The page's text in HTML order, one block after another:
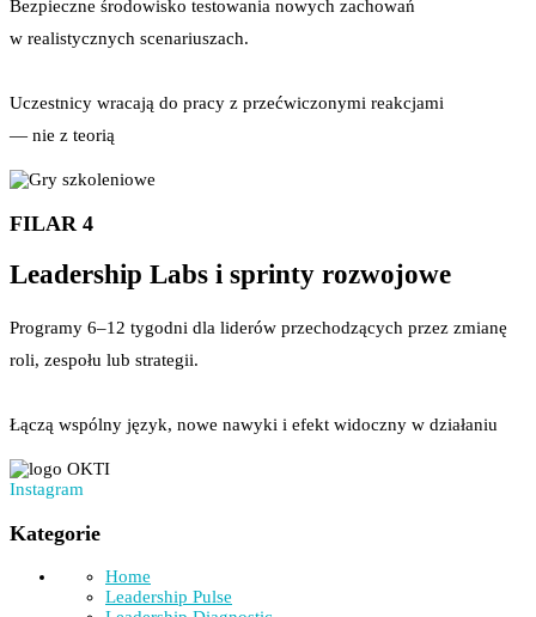
Bezpieczne środowisko testowania nowych zachowań
w realistycznych scenariuszach.
Uczestnicy wracają do pracy z przećwiczonymi reakcjami
— nie z teorią
FILAR 4
Leadership Labs i sprinty rozwojowe
Programy 6–12 tygodni dla liderów przechodzących przez zmianę
roli, zespołu lub strategii.
Łączą wspólny język, nowe nawyki i efekt widoczny w działaniu
Instagram
Kategorie
Home
Leadership Pulse